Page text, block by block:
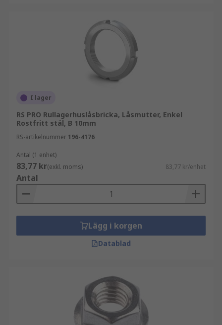
I lager
RS PRO Rullagerhuslåsbricka, Låsmutter, Enkel
Rostfritt stål, B 10mm
RS-artikelnummer 196-4176
Antal (1 enhet)
83,77 kr(exkl. moms) 83,77 kr/enhet
Antal
Lägg i korgen
Datablad